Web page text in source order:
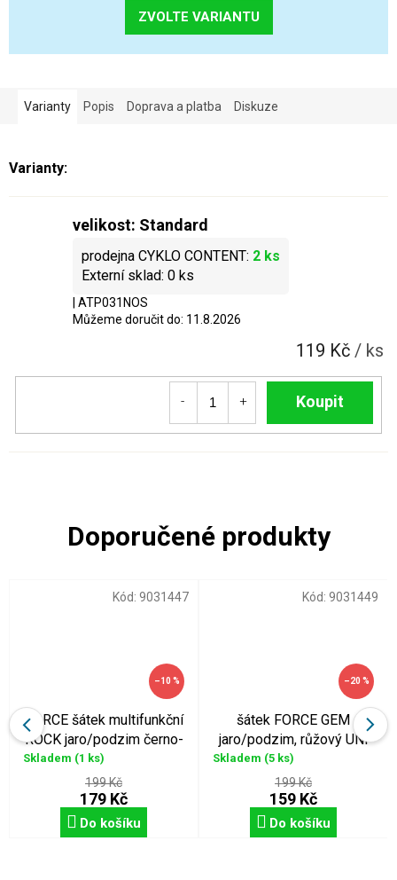
ZVOLTE VARIANTU
–10 %
FORCE šátek multifunkční
ROCK jaro/podzim černo-
růžový
Skladem (1 ks)
199 Kč
179 Kč
Do košíku
Kód: 9031447
–20 %
šátek FORCE GEM
jaro/podzim, růžový UNI
Skladem (5 ks)
199 Kč
159 Kč
Do košíku
Kód: 9031449
Varianty Popis Doprava a platba Diskuze
velikost: Standard
2 ks
0 ks
| ATP031NOS
Můžeme doručit do: 11.8.2026
119 Kč / ks
Do košíku